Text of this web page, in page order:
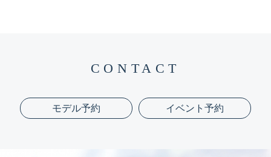
CONTACT
モデル予約 イベント予約